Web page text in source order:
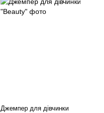
Джемпер для дівчинки